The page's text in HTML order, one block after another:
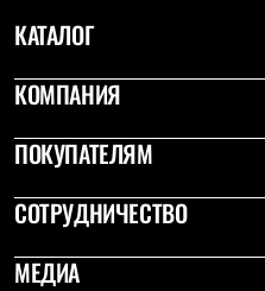
Брюки
Утепленная синтетикой
Куртки
Лёгкая одежда
Футболки
Брюки
Софтшелл одежда
Флисовая одежда
КАТАЛОГ
КОМПАНИЯ
ПОКУПАТЕЛЯМ
СОТРУДНИЧЕСТВО
МЕДИА